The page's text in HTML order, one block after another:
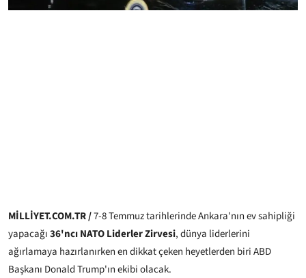
MİLLİYET.COM.TR /7-8 Temmuz tarihlerinde Ankara'nın ev sahipliği
yapacağı36'ncı NATO Liderler Zirvesi, dünya liderlerini
ağırlamaya hazırlanırken en dikkat çeken heyetlerden biri ABD
Başkanı Donald Trump'ın ekibi olacak.